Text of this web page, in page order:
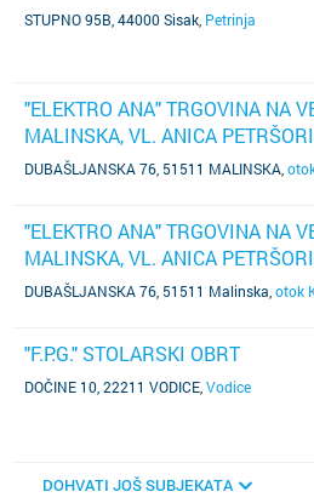
STUPNO 95B, 44000 Sisak Petrinja
"ELEKTRO ANA" TRGOVINA NA
MALINSKA, VL. ANICA
DUBAŠLJANSKA 76, 51511 MALINSKA
"ELEKTRO ANA" TRGOVINA NA
MALINSKA, VL. ANICA
DUBAŠLJANSKA 76, 51511 Malinska otok
"F.P.G." STOLARSKI OBRT
DOČINE 10, 22211 VODICE Vodice
DOHVATI JOŠ SUBJEKATA